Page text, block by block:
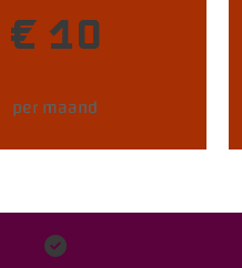
€ 10
per maand
